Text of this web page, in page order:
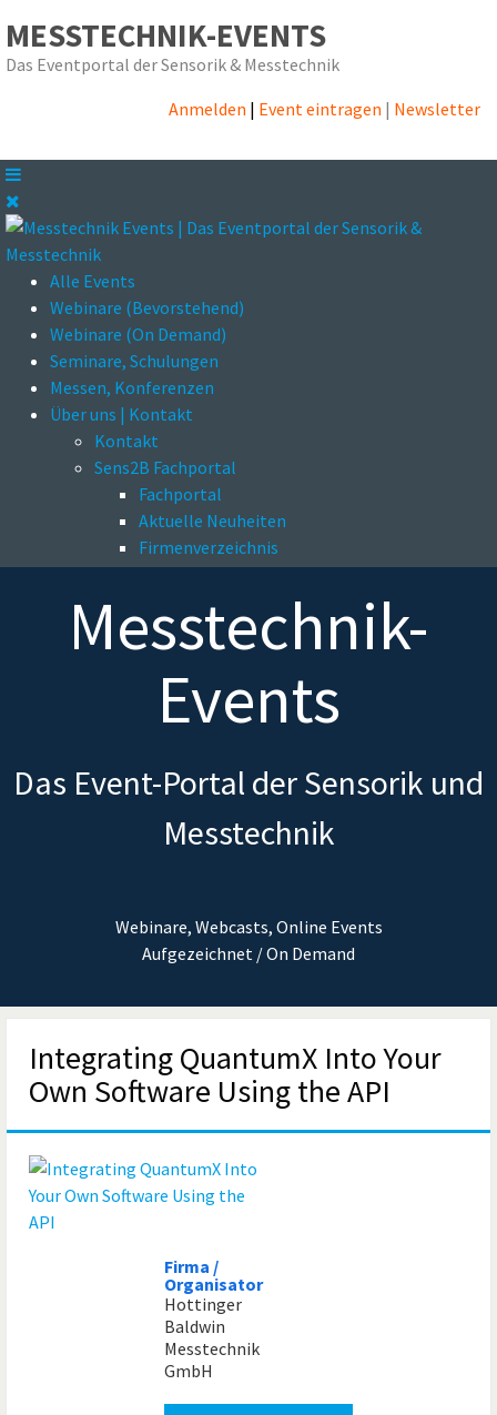
MESSTECHNIK-EVENTS
Das Eventportal der Sensorik & Messtechnik
Anmelden | Event eintragen | Newsletter
Alle Events
Webinare (Bevorstehend)
Webinare (On Demand)
Seminare, Schulungen
Messen, Konferenzen
Über uns | Kontakt
Kontakt
Sens2B Fachportal
Fachportal
Aktuelle Neuheiten
Firmenverzeichnis
Messtechnik-
Events
Das Event-Portal der Sensorik und
Messtechnik
Webinare, Webcasts, Online Events
Aufgezeichnet / On Demand
Integrating QuantumX Into Your
Own Software Using the API
Firma /
Organisator
Hottinger
Baldwin
Messtechnik
GmbH